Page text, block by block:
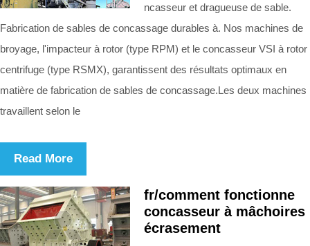
ncasseur et dragueuse de sable.
Fabrication de sables de concassage durables à. Nos machines de
broyage, l'impacteur à rotor (type RPM) et le concasseur VSI à rotor
centrifuge (type RSMX), garantissent des résultats optimaux en
matière de fabrication de sables de concassage.Les deux machines
travaillent selon le
Read More
fr/comment fonctionne
concasseur à mâchoires
écrasement